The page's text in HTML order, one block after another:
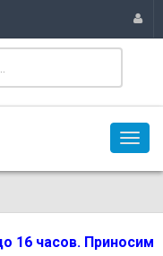
16 часов. Приносим